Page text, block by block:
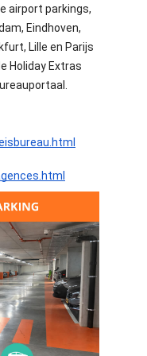
airport parkings,
Eindhoven,
Lille en Parijs
Holiday Extras